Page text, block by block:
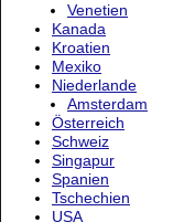
Venetien
Kanada
Kroatien
Mexiko
Niederlande
Amsterdam
Österreich
Schweiz
Singapur
Spanien
Tschechien
USA